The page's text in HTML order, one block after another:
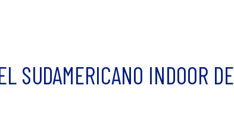
SUDAMERICANO INDOOR DE